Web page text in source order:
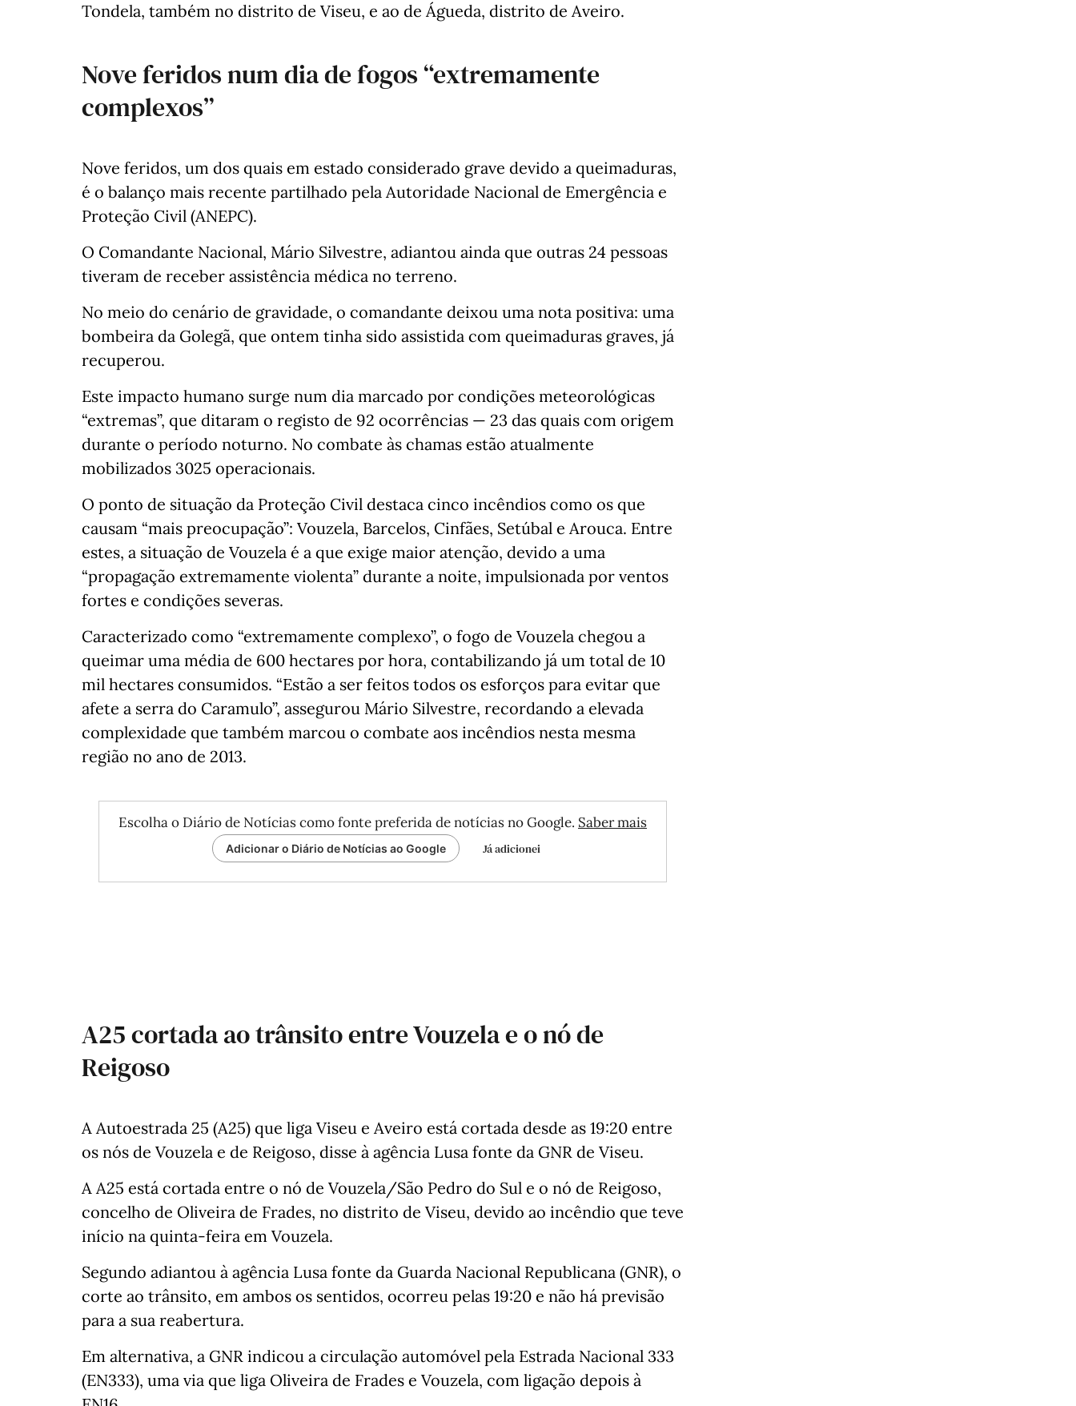
Tondela, também no distrito de Viseu, e ao de Águeda, distrito de Aveiro.
Nove feridos num dia de fogos “extremamente
complexos”
Nove feridos, um dos quais em estado considerado grave devido a queimaduras,
é o balanço mais recente partilhado pela Autoridade Nacional de Emergência e
Proteção Civil (ANEPC).
O Comandante Nacional, Mário Silvestre, adiantou ainda que outras 24 pessoas
tiveram de receber assistência médica no terreno.
No meio do cenário de gravidade, o comandante deixou uma nota positiva: uma
bombeira da Golegã, que ontem tinha sido assistida com queimaduras graves, já
recuperou.
Este impacto humano surge num dia marcado por condições meteorológicas
“extremas”, que ditaram o registo de 92 ocorrências — 23 das quais com origem
durante o período noturno. No combate às chamas estão atualmente
mobilizados 3025 operacionais.
O ponto de situação da Proteção Civil destaca cinco incêndios como os que
causam “mais preocupação”: Vouzela, Barcelos, Cinfães, Setúbal e Arouca. Entre
estes, a situação de Vouzela é a que exige maior atenção, devido a uma
“propagação extremamente violenta” durante a noite, impulsionada por ventos
fortes e condições severas.
Caracterizado como “extremamente complexo”, o fogo de Vouzela chegou a
queimar uma média de 600 hectares por hora, contabilizando já um total de 10
mil hectares consumidos. “Estão a ser feitos todos os esforços para evitar que
afete a serra do Caramulo”, assegurou Mário Silvestre, recordando a elevada
complexidade que também marcou o combate aos incêndios nesta mesma
região no ano de 2013.
Escolha o Diário de Notícias como fonte preferida de notícias no Google. Saber mais
Adicionar o Diário de Notícias ao Google Já adicionei
A25 cortada ao trânsito entre Vouzela e o nó de
Reigoso
A Autoestrada 25 (A25) que liga Viseu e Aveiro está cortada desde as 19:20 entre
os nós de Vouzela e de Reigoso, disse à agência Lusa fonte da GNR de Viseu.
A A25 está cortada entre o nó de Vouzela/São Pedro do Sul e o nó de Reigoso,
concelho de Oliveira de Frades, no distrito de Viseu, devido ao incêndio que teve
início na quinta-feira em Vouzela.
Segundo adiantou à agência Lusa fonte da Guarda Nacional Republicana (GNR), o
corte ao trânsito, em ambos os sentidos, ocorreu pelas 19:20 e não há previsão
para a sua reabertura.
Em alternativa, a GNR indicou a circulação automóvel pela Estrada Nacional 333
(EN333), uma via que liga Oliveira de Frades e Vouzela, com ligação depois à